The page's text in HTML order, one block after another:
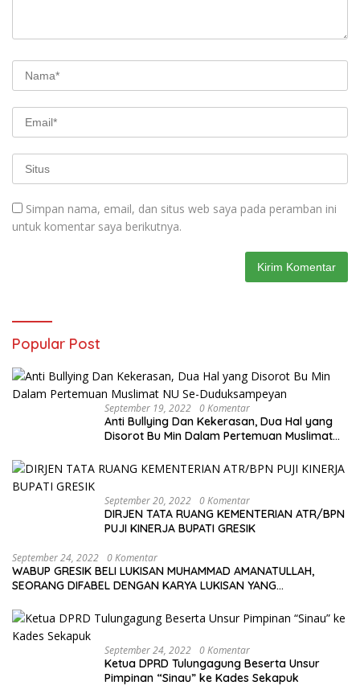
Simpan nama, email, dan situs web saya pada peramban ini
untuk komentar saya berikutnya.
Popular Post
September 19, 2022 0 Komentar
Anti Bullying Dan Kekerasan, Dua Hal yang
Disorot Bu Min Dalam Pertemuan Muslimat
September 20, 2022 0 Komentar
DIRJEN TATA RUANG KEMENTERIAN ATR/BPN
PUJI KINERJA BUPATI GRESIK
September 24, 2022 0 Komentar
WABUP GRESIK BELI LUKISAN MUHAMMAD AMANATULLAH,
SEORANG DIFABEL DENGAN KARYA LUKISAN YANG
September 24, 2022 0 Komentar
Ketua DPRD Tulungagung Beserta Unsur
Pimpinan “Sinau” ke Kades Sekapuk